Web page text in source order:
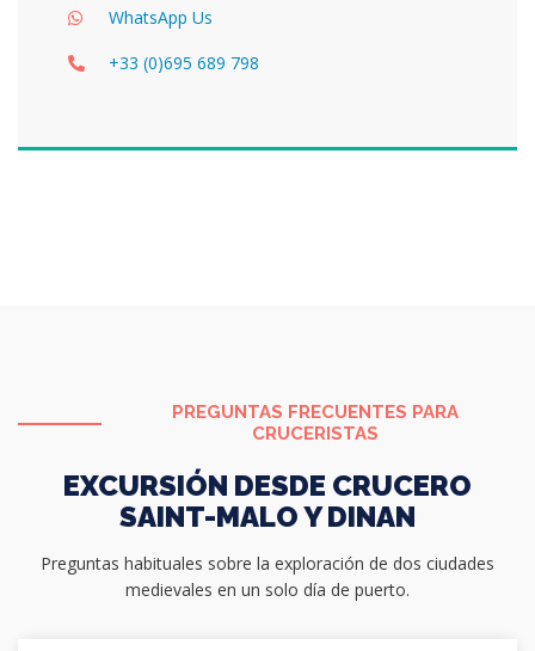
WhatsApp Us
+33 (0)695 689 798
PREGUNTAS FRECUENTES PARA
CRUCERISTAS
EXCURSIÓN DESDE CRUCERO
SAINT-MALO Y DINAN
Preguntas habituales sobre la exploración de dos ciudades
medievales en un solo día de puerto.